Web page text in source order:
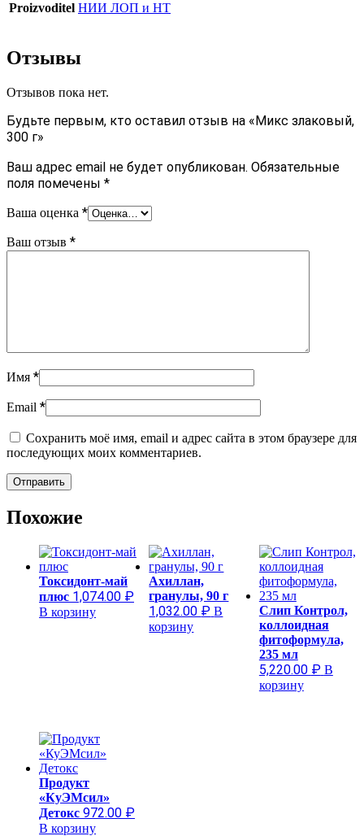
Proizvoditel НИИ ЛОП и НТ
Отзывы
Отзывов пока нет.
Будьте первым, кто оставил отзыв на «Микс злаковый,
300 г»
Ваш адрес email не будет опубликован. Обязательные
поля помечены *
Ваша оценка *
Ваш отзыв *
Имя *
Email *
Сохранить моё имя, email и адрес сайта в этом браузере для
последующих моих комментариев.
Похожие
Токсидонт-май
плюс 1,074.00 ₽
В корзину
Ахиллан,
гранулы, 90 г
1,032.00 ₽ В
корзину
Слип Контрол,
коллоидная
фитоформула,
235 мл
5,220.00 ₽ В
корзину
Продукт
«КуЭМсил»
Детокс 972.00 ₽
В корзину